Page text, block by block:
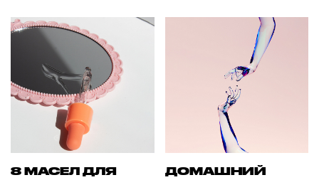
8 МАСЕЛ ДЛЯ
ДОМАШНИЙ